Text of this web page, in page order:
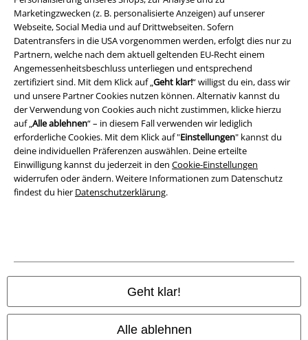
Marketingzwecken (z. B. personalisierte Anzeigen) auf unserer
Webseite, Social Media und auf Drittwebseiten. Sofern
Datentransfers in die USA vorgenommen werden, erfolgt dies nur zu
Partnern, welche nach dem aktuell geltenden EU-Recht einem
Angemessenheitsbeschluss unterliegen und entsprechend
zertifiziert sind. Mit dem Klick auf „ Geht klar!“ willigst du ein, dass wir
und unsere Partner Cookies nutzen können. Alternativ kannst du
der Verwendung von Cookies auch nicht zustimmen, klicke hierzu
auf „ Alle ablehnen“ – in diesem Fall verwenden wir lediglich
erforderliche Cookies. Mit dem Klick auf "Einstellungen" kannst du
deine individuellen Präferenzen auswählen. Deine erteilte
Einwilligung kannst du jederzeit in den Cookie-Einstellungen
widerrufen oder ändern. Weitere Informationen zum Datenschutz
findest du hier Datenschutzerklärung.
Geht klar!
Alle ablehnen
Datenschutz
Entsorgung und Umweltschutz
Konformitätserklärung
Information zur Barrierefreiheit
Cookie-Einstellungen
Vertrag widerrufen
EMP Online Shops